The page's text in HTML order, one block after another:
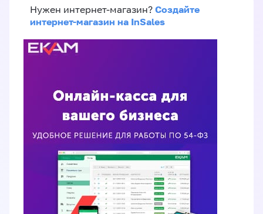
Нужен интернет-магазин? Создайте
интернет-магазин на InSales